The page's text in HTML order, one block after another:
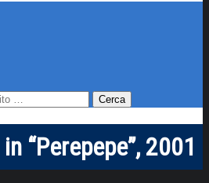
“Perepepe”, 2001